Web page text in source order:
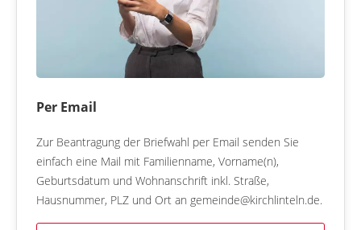
Per Email
Zur Beantragung der Briefwahl per Email senden Sie
einfach eine Mail mit Familienname, Vorname(n),
Geburtsdatum und Wohnanschrift inkl. Straße,
Hausnummer, PLZ und Ort an gemeinde@kirchlinteln.de.